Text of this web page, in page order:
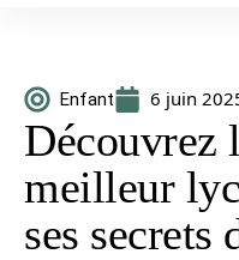
Enfant 6 juin
Découvrez
meilleur
ses secrets